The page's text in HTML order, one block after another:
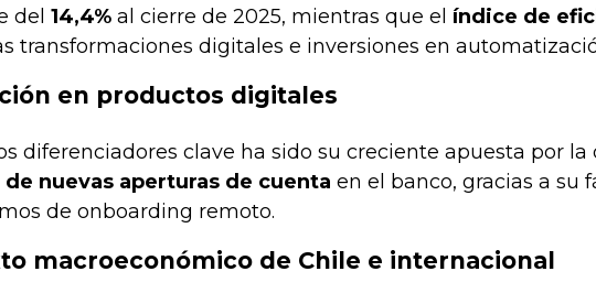
del 14,4% al cierre de 2025, mientras que el índice de
transformaciones digitales e inversiones en
en productos digitales
diferenciadores clave ha sido su creciente apuesta por
nuevas aperturas de cuenta en el banco, gracias a su
de onboarding remoto.
macroeconómico de Chile e internacional